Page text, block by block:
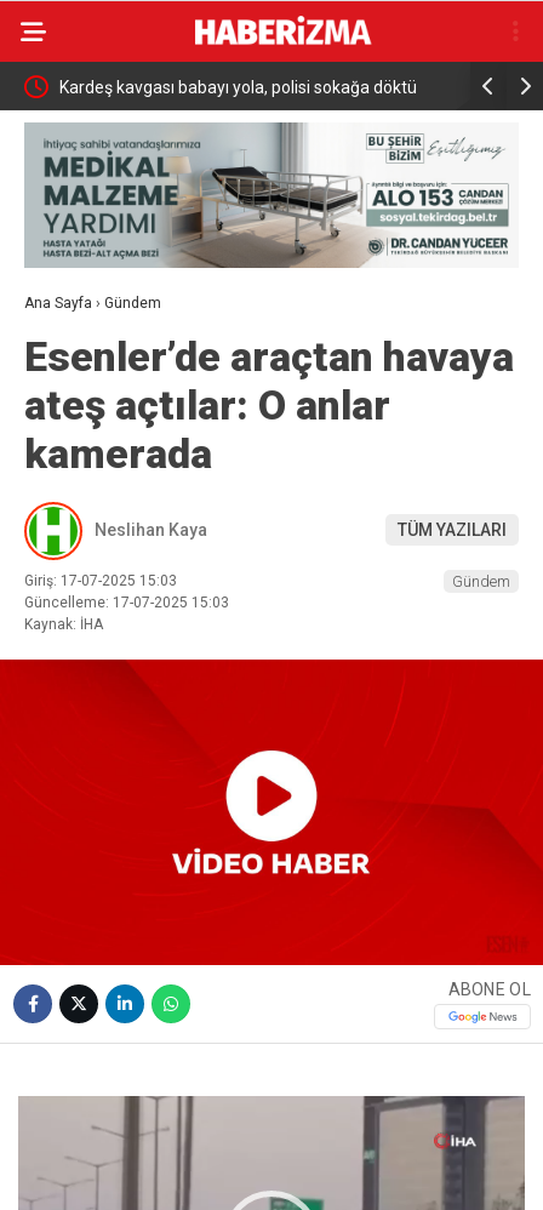
döktü Osmangazi Belediyesi’nden istihdam sağlayan
buluşmalar
Ana Sayfa › Gündem
Esenler’de araçtan havaya
ateş açtılar: O anlar
kamerada
Neslihan Kaya TÜM YAZILARI
Giriş: 17-07-2025 15:03
Güncelleme: 17-07-2025 15:03
Kaynak: İHA
Gündem
ABONE OL